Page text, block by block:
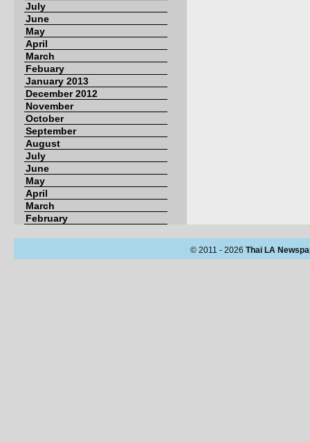
July
June
May
April
March
Febuary
January 2013
December 2012
November
October
September
August
July
June
May
April
March
February
© 2011 - 2026 Thai LA